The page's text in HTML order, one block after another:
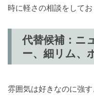
時に軽さの相談をしてお
代替候補：ニ
ー、細リム、
雰囲気は好きなのに強